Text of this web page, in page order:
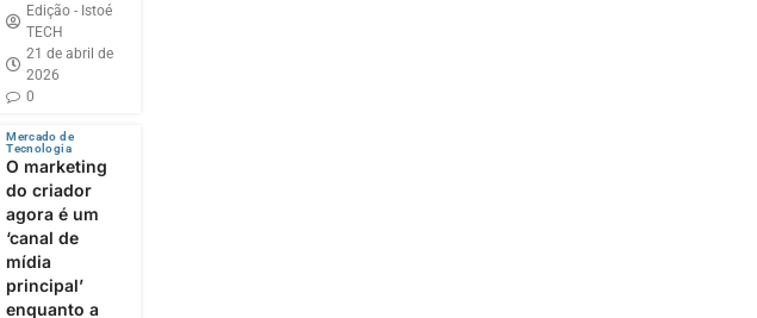
Edição - Istoé
TECH
21 de abril de
2026
0
Mercado de
Tecnologia
O marketing
do criador
agora é um
‘canal de
mídia
principal’
enquanto a